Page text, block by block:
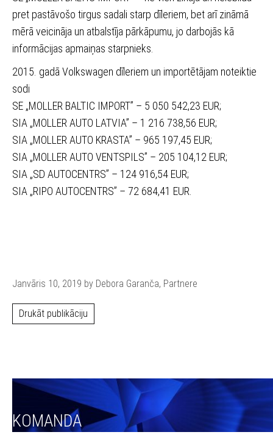
pret pastāvošo tirgus sadali starp dīleriem, bet arī zināmā
mērā veicināja un atbalstīja pārkāpumu, jo darbojās kā
informācijas apmaiņas starpnieks.
2015. gadā Volkswagen dīleriem un importētājam noteiktie
sodi
SE „MOLLER BALTIC IMPORT” – 5 050 542,23 EUR;
SIA „MOLLER AUTO LATVIA” – 1 216 738,56 EUR;
SIA „MOLLER AUTO KRASTA” – 965 197,45 EUR;
SIA „MOLLER AUTO VENTSPILS” – 205 104,12 EUR;
SIA „SD AUTOCENTRS” – 124 916,54 EUR;
SIA „RIPO AUTOCENTRS” – 72 684,41 EUR.
Janvāris 10, 2019 by Debora Garanča, Partnere
Drukāt publikāciju
KOMANDA